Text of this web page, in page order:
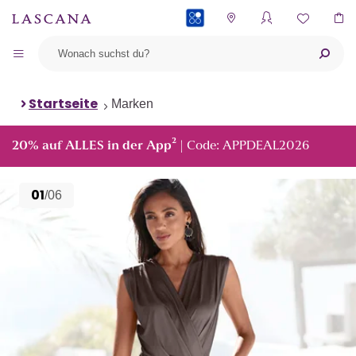
Startseite Marken
20% auf ALLES in der App² | Code: APPDEAL2026
01/06